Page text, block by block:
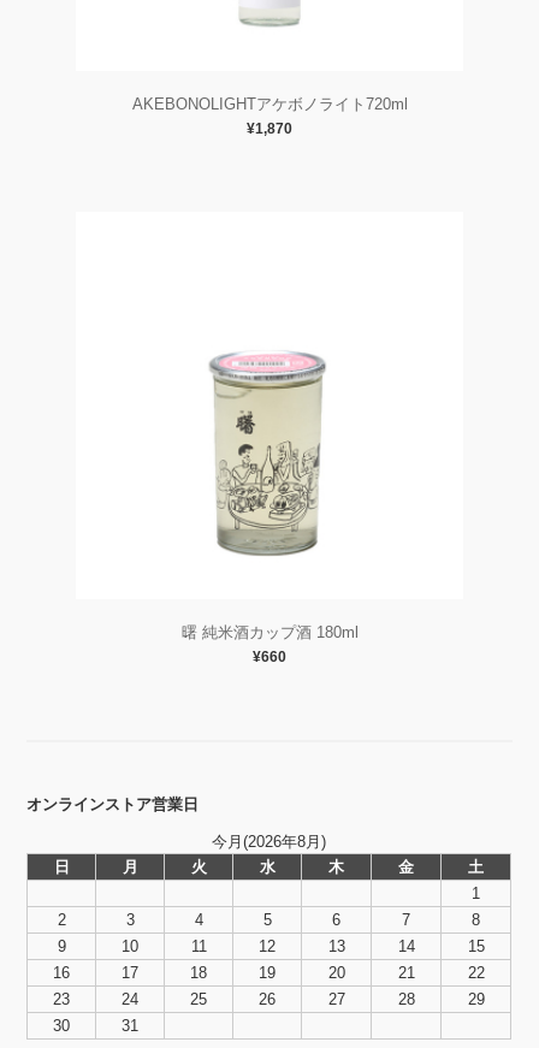
AKEBONOLIGHTアケボノライト720ml
¥1,870
曙 純米酒カップ酒 180ml
¥660
オンラインストア営業日
今月(2026年8月)
日
月 火 水 木 金
土
1
2
3 4 5 6 7
8
9
10 11 12 13 14
15
16
17 18 19 20 21
22
23
24 25 26 27 28
29
30
31